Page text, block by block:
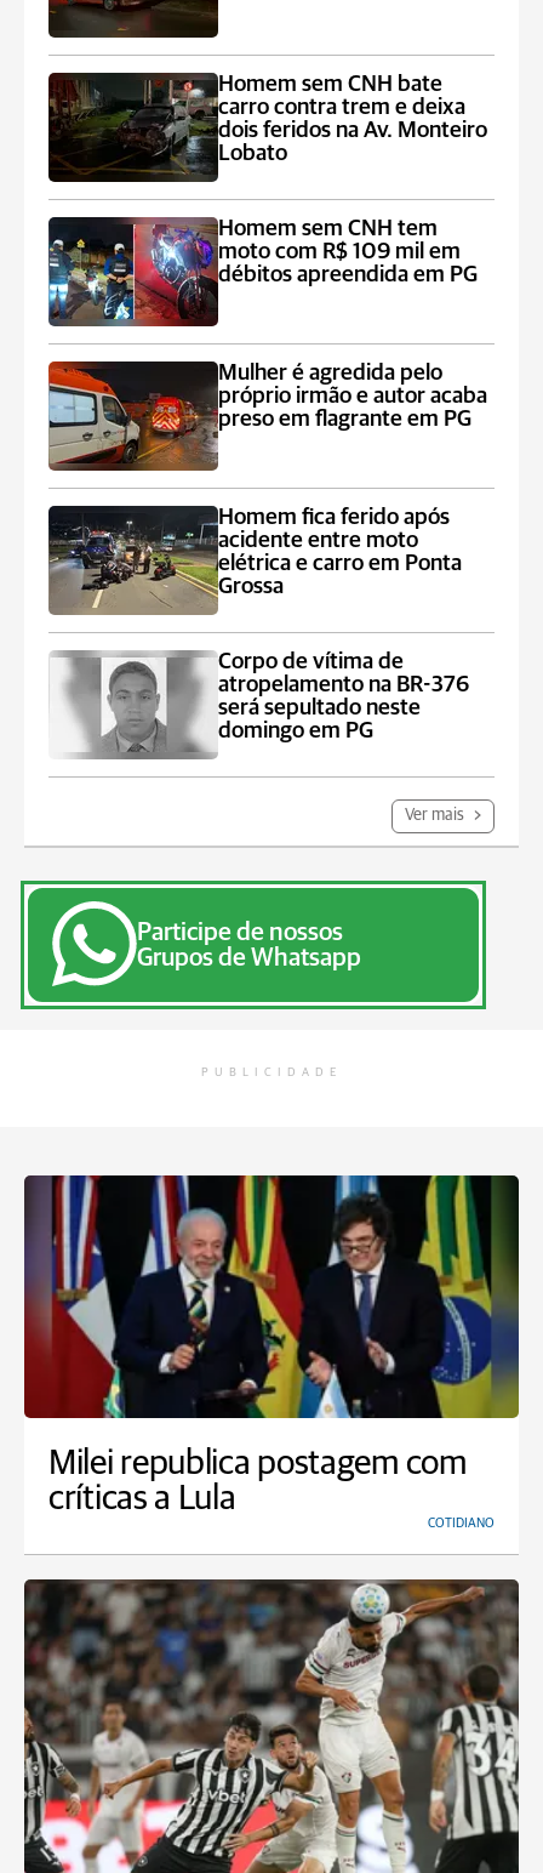
Homem sem CNH bate
carro contra trem e deixa
dois feridos na Av. Monteiro
Lobato
Homem sem CNH tem
moto com R$ 109 mil em
débitos apreendida em PG
Mulher é agredida pelo
próprio irmão e autor acaba
preso em flagrante em PG
Homem fica ferido após
acidente entre moto
elétrica e carro em Ponta
Grossa
Corpo de vítima de
atropelamento na BR-376
será sepultado neste
domingo em PG
Ver mais
Participe de nossos
Grupos de Whatsapp
PUBLICIDADE
Milei republica postagem com
críticas a Lula
COTIDIANO